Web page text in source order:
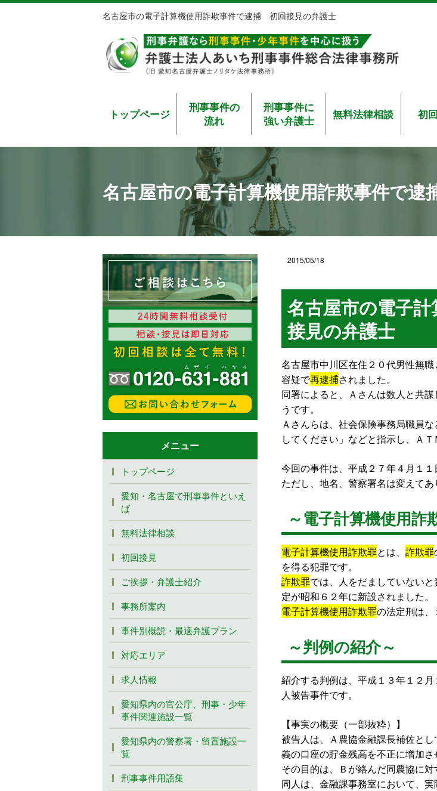
名古屋市の電子計算機使用詐欺事件で逮捕 初回接見の弁護士
トップページ
刑事事件の
流れ
刑事事件に
強い弁護士
無料法律相談 初
名古屋市の電子計算機使用詐欺事件で
2015/05/18
名古屋市の電子
接見の弁護士
名古屋市中川区在住２０代男性無職
容疑で再逮捕されました。
同署によると、Ａさんは数人と共
うです。
Ａさんらは、社会保険事務局職員
してください」などと指示し、Ａ
今回の事件は、平成２７年４月１１
ただし、地名、警察署名は変えてあ
～電子計算機使用詐
電子計算機使用詐欺罪とは、 詐欺罪
を得る犯罪です。
詐欺罪では、人をだましていない
定が昭和６２年に新設されました。
電子計算機使用詐欺罪の法定刑は
～判例の紹介～
紹介する判例は、平成１３年１２
人被告事件です。
【事実の概要（一部抜粋）】
被告人は、Ａ農協金融課長補佐と
義の口座の貯金残高を不正に増加さ
その目的は、Ｂが絡んだ同農協に
同人は、金融課事務室において、
メニュー
トップページ
愛知・名古屋で刑事事件といえ
ば
無料法律相談
初回接見
ご挨拶・弁護士紹介
事務所案内
事件別概説・最適弁護プラン
対応エリア
求人情報
愛知県内の官公庁、刑事・少年
事件関連施設一覧
愛知県内の警察署・留置施設一
覧
刑事事件用語集